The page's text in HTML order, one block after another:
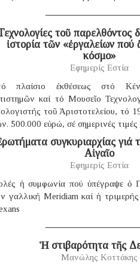
τοῦ παρελθόντος
ἱστορία τῶν «ἐργαλείων πού
κόσμο»
Εφημερίς Εστία
πλαίσιο ἐκθέσεως στό
καί τό Μουσεῖο
τοῦ Ἀριστοτελείου, τό
500.000 εὐρώ, σέ σημερινές τιμές
συγκυριαρχίας γιά
Αἰγαῖο
Εφημερίς Εστία
ἡ συμφωνία πού ὑπέγραψε ὁ
γαλλική Μeridiam καί ἡ
Ἡ στιβαρότητα τῆς
Μανώλης Κοττάκης